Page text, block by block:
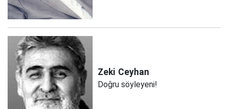
Zeki Ceyhan
Doğru söyleyeni!